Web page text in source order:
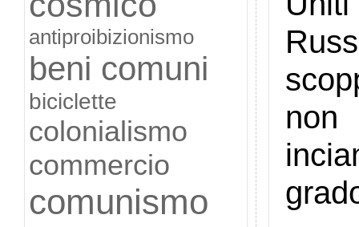
antiproibizionismo
beni comuni
biciclette
colonialismo
commercio
comunismo
non